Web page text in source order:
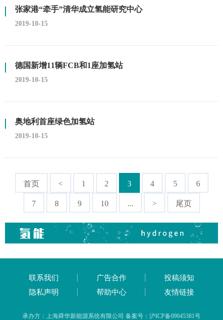
张家港“牵手”清华成立氢能研究中心
2019-10-15
德国新增11辆FCB和1座加氢站
2019-10-15
奥地利首座绿色加氢站
2019-10-15
首页 < 1 2 3 4 5 6
7 8 9 10 ... > 尾页
联系我们 广告合作
投稿须知
隐私声明
帮助中心 友情链接
承办方：上海舜华新能源系统有限公司 备案号：沪ICP备09045381号